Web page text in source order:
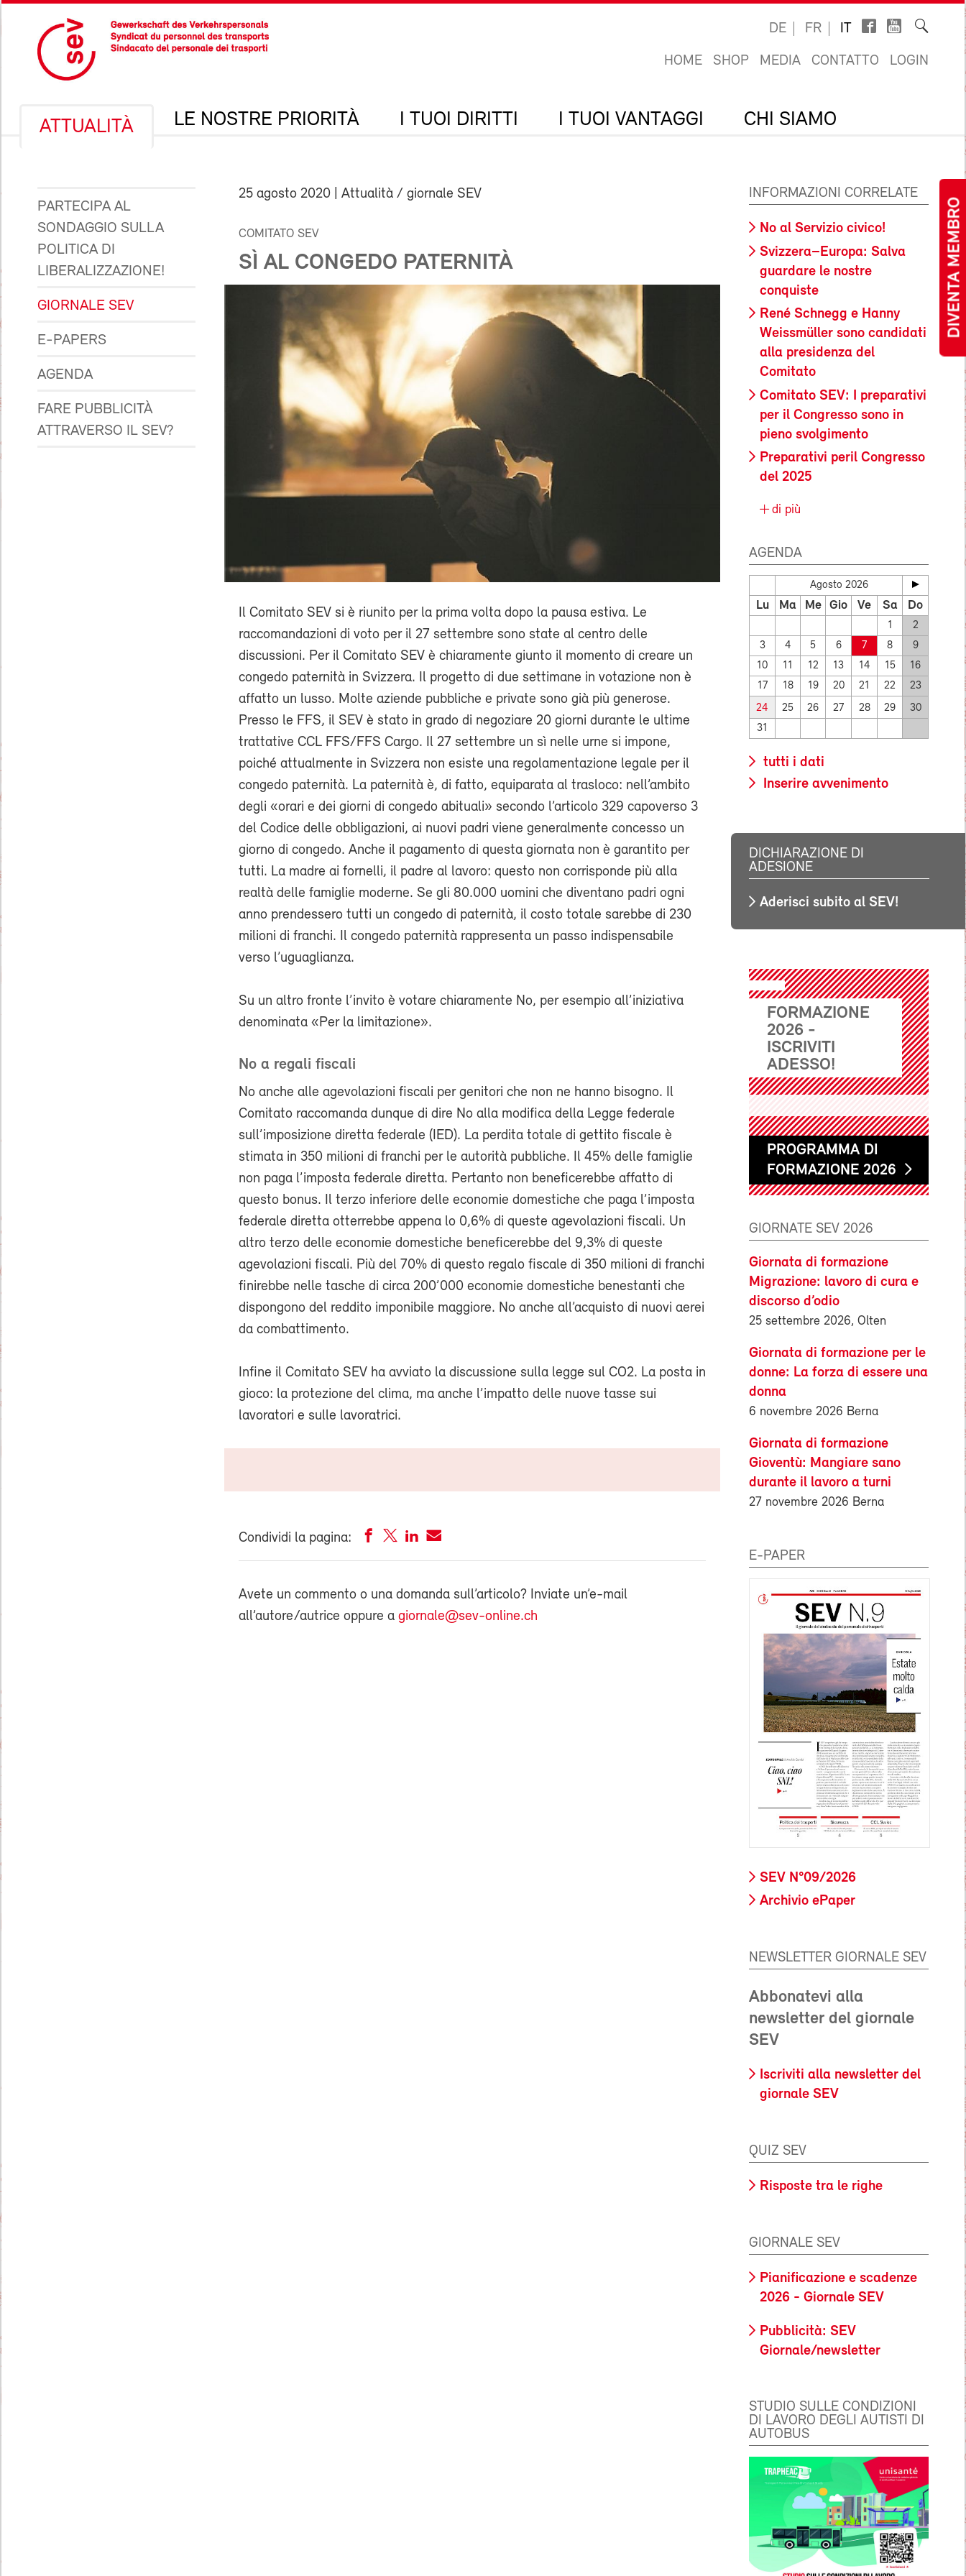
DIVENTA MEMBRO
DE FR IT
HOME SHOP MEDIA CONTATTO LOGIN
ATTUALITÀ LE NOSTRE PRIORITÀ I TUOI DIRITTI I TUOI VANTAGGI CHI SIAMO
PARTECIPA AL
SONDAGGIO SULLA
POLITICA DI
LIBERALIZZAZIONE!
GIORNALE SEV
E-PAPERS
AGENDA
FARE PUBBLICITÀ
ATTRAVERSO IL SEV?
25 agosto 2020 | Attualità / giornale SEV
COMITATO SEV
SÌ AL CONGEDO PATERNITÀ
Il Comitato SEV si è riunito per la prima volta dopo la pausa estiva. Le
raccomandazioni di voto per il 27 settembre sono state al centro delle
discussioni. Per il Comitato SEV è chiaramente giunto il momento di creare un
congedo paternità in Svizzera. Il progetto di due settimane in votazione non è
affatto un lusso. Molte aziende pubbliche e private sono già più generose.
Presso le FFS, il SEV è stato in grado di negoziare 20 giorni durante le ultime
trattative CCL FFS/FFS Cargo. Il 27 settembre un sì nelle urne si impone,
poiché attualmente in Svizzera non esiste una regolamentazione legale per il
congedo paternità. La paternità è, di fatto, equiparata al trasloco: nell’ambito
degli «orari e dei giorni di congedo abituali» secondo l’articolo 329 capoverso 3
del Codice delle obbligazioni, ai nuovi padri viene generalmente concesso un
giorno di congedo. Anche il pagamento di questa giornata non è garantito per
tutti. La madre ai fornelli, il padre al lavoro: questo non corrisponde più alla
realtà delle famiglie moderne. Se gli 80.000 uomini che diventano padri ogni
anno prendessero tutti un congedo di paternità, il costo totale sarebbe di 230
milioni di franchi. Il congedo paternità rappresenta un passo indispensabile
verso l’uguaglianza.
Su un altro fronte l’invito è votare chiaramente No, per esempio all’iniziativa
denominata «Per la limitazione».
No a regali fiscali
No anche alle agevolazioni fiscali per genitori che non ne hanno bisogno. Il
Comitato raccomanda dunque di dire No alla modifica della Legge federale
sull’imposizione diretta federale (IED). La perdita totale di gettito fiscale è
stimata in 350 milioni di franchi per le autorità pubbliche. Il 45% delle famiglie
non paga l’imposta federale diretta. Pertanto non beneficerebbe affatto di
questo bonus. Il terzo inferiore delle economie domestiche che paga l’imposta
federale diretta otterrebbe appena lo 0,6% di queste agevolazioni fiscali. Un
altro terzo delle economie domestiche beneficerebbe del 9,3% di queste
agevolazioni fiscali. Più del 70% di questo regalo fiscale di 350 milioni di franchi
finirebbe nelle tasche di circa 200’000 economie domestiche benestanti che
dispongono del reddito imponibile maggiore. No anche all’acquisto di nuovi aerei
da combattimento.
Infine il Comitato SEV ha avviato la discussione sulla legge sul CO2. La posta in
gioco: la protezione del clima, ma anche l’impatto delle nuove tasse sui
lavoratori e sulle lavoratrici.
Condividi la pagina:
Avete un commento o una domanda sull’articolo? Inviate un’e-mail
all’autore/autrice oppure a giornale@sev-online.ch
INFORMAZIONI CORRELATE
No al Servizio civico!
Svizzera–Europa: Salva
guardare le nostre
conquiste
René Schnegg e Hanny
Weissmüller sono candidati
alla presidenza del
Comitato
Comitato SEV: I preparativi
per il Congresso sono in
pieno svolgimento
Preparativi peril Congresso
del 2025
di più
AGENDA
Agosto 2026
Lu Ma Me Gio Ve Sa Do
1
2
3
4 5 6 7 8
9
10
11 12 13 14 15
16
17
18 19 20 21 22 23
24 25 26 27 28 29
30
31
tutti i dati
Inserire avvenimento
DICHIARAZIONE DI
ADESIONE
Aderisci subito al SEV!
FORMAZIONE
2026 -
ISCRIVITI
ADESSO!
PROGRAMMA DI
FORMAZIONE 2026
GIORNATE SEV 2026
Giornata di formazione
Migrazione: lavoro di cura e
discorso d’odio
25 settembre 2026, Olten
Giornata di formazione per le
donne: La forza di essere una
donna
6 novembre 2026 Berna
Giornata di formazione
Gioventù: Mangiare sano
durante il lavoro a turni
27 novembre 2026 Berna
E-PAPER
SEV N°09/2026
Archivio ePaper
NEWSLETTER GIORNALE SEV
Abbonatevi alla
newsletter del giornale
SEV
Iscriviti alla newsletter del
giornale SEV
QUIZ SEV
Risposte tra le righe
GIORNALE SEV
Pianificazione e scadenze
2026 - Giornale SEV
Pubblicità: SEV
Giornale/newsletter
STUDIO SULLE CONDIZIONI
DI LAVORO DEGLI AUTISTI DI
AUTOBUS